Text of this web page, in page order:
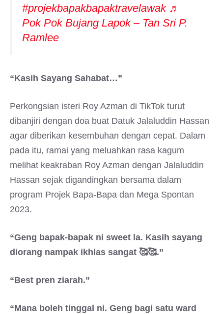
#projekbapakbapaktravelawak ♬
Pok Pok Bujang Lapok – Tan Sri P.
Ramlee
“Kasih Sayang Sahabat…”
Perkongsian isteri Roy Azman di TikTok turut
dibanjiri dengan doa buat Datuk Jalaluddin Hassan
agar diberikan kesembuhan dengan cepat. Dalam
pada itu, ramai yang meluahkan rasa kagum
melihat keakraban Roy Azman dengan Jalaluddin
Hassan sejak digandingkan bersama dalam
program Projek Bapa-Bapa dan Mega Spontan
2023.
“Geng bapak-bapak ni sweet la. Kasih sayang
diorang nampak ikhlas sangat 🥰🥰.”
“Best pren ziarah.”
“Mana boleh tinggal ni. Geng bagi satu ward